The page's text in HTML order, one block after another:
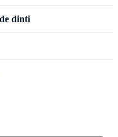
dinti